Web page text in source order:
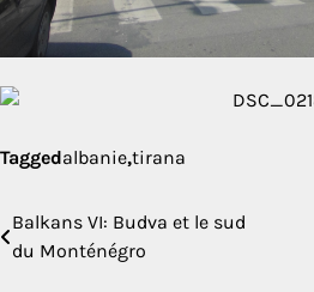
Taggedalbanie,tirana
Post
navigation
Balkans VI: Budva et le sud
du Monténégro